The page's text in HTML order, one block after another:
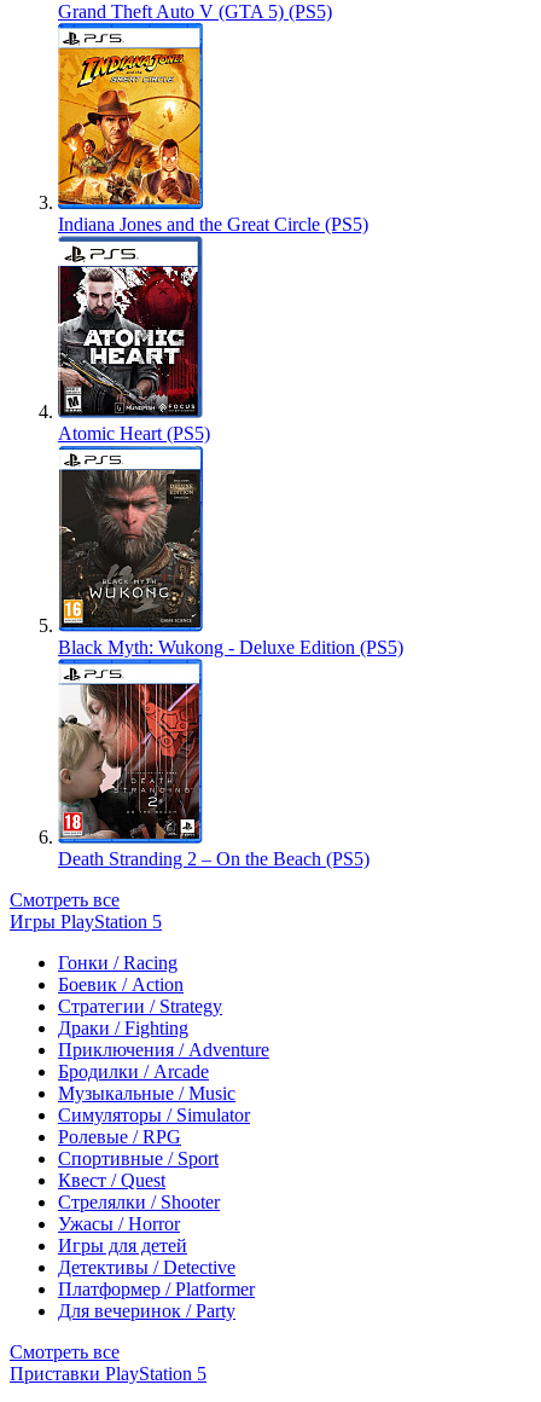
Grand Theft Auto V (GTA 5) (PS5)
Indiana Jones and the Great Circle (PS5)
Atomic Heart (PS5)
Black Myth: Wukong - Deluxe Edition (PS5)
Death Stranding 2 – On the Beach (PS5)
Смотреть все
Игры PlayStation 5
Гонки / Racing
Боевик / Action
Стратегии / Strategy
Драки / Fighting
Приключения / Adventure
Бродилки / Arcade
Музыкальные / Music
Симуляторы / Simulator
Ролевые / RPG
Спортивные / Sport
Квест / Quest
Стрелялки / Shooter
Ужасы / Horror
Игры для детей
Детективы / Detective
Платформер / Platformer
Для вечеринок / Party
Смотреть все
Приставки PlayStation 5